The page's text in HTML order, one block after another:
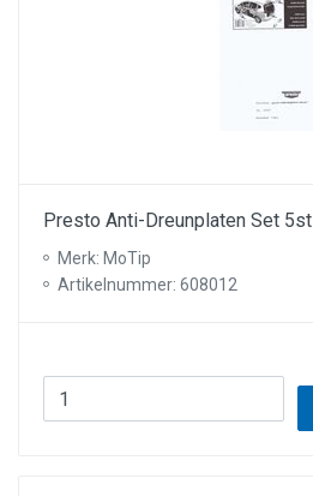
Presto Anti-Dreunplaten Set 5st
Merk: MoTip
Artikelnummer: 608012